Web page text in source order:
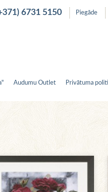
6731 5150 Piegāde
Audumu Outlet Privātuma